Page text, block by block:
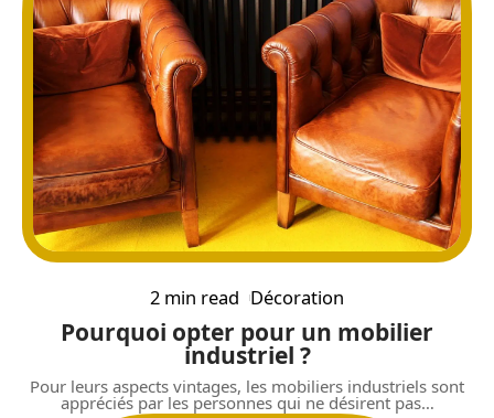
2 min read Décoration
Pourquoi opter pour un mobilier
industriel ?
Pour leurs aspects vintages, les mobiliers industriels sont
appréciés par les personnes qui ne désirent pas…